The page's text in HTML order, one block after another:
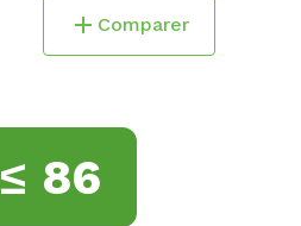
Comparer
≤ 86